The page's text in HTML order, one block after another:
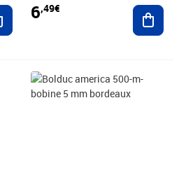
Ajouter au panier
6,49€
Prix 4,49€